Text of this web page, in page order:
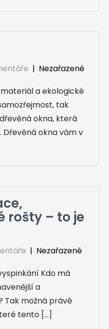
| Nezařazené
a ekologické
tak
okna, která
okna vám v
rošty – to je
| Nezařazené
Kdo má
a
Tak možná právě
tento […]